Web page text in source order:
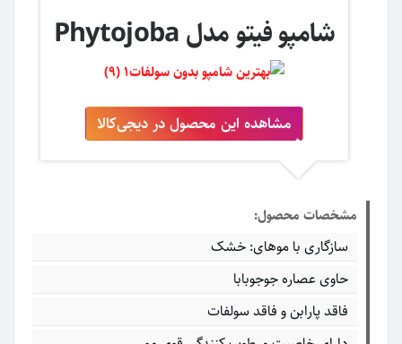
شامپو فیتو مدل Phytojoba
مشاهده این محصول در دیجی‌کالا
مشخصات محصول:
سازگاری با موهای: خشک
حاوی عصاره جوجوبابا
فاقد پارابن و فاقد سولفات